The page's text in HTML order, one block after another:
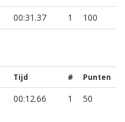
00:31.37 1 100
Tijd # Punten
00:12.66 1 50